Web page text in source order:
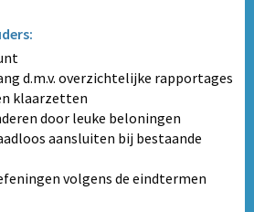
d.m.v. overzichtelijke rapportages
klaarzetten
door leuke beloningen
aansluiten bij bestaande
volgens de eindtermen